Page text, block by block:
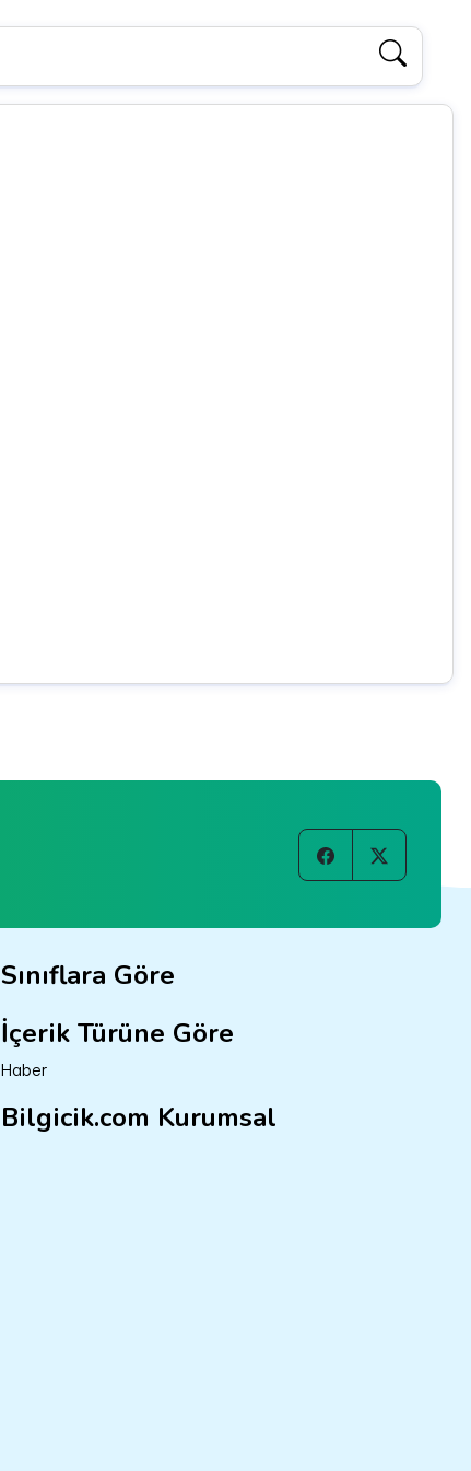
Sınıflara Göre
İçerik Türüne Göre
Haber
Bilgicik.com Kurumsal